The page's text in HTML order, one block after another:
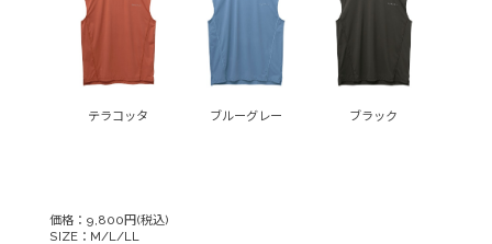
テラコッタ ブルーグレー ブラック
価格：9,800円(税込)
SIZE：M/L/LL